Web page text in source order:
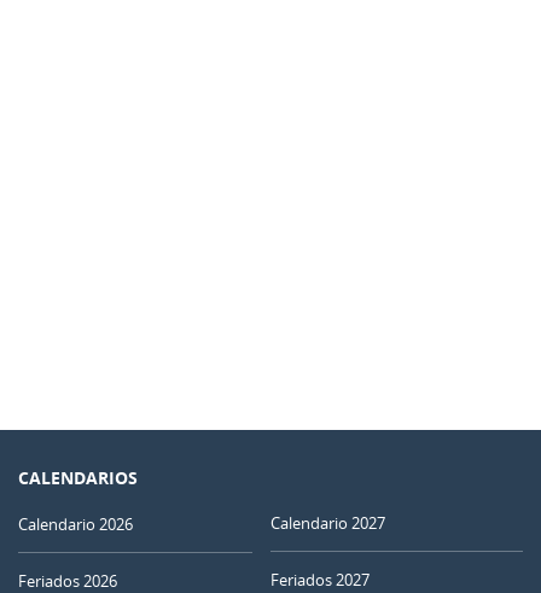
CALENDARIOS
Calendario 2026
Feriados 2026
Calendario 2027
Feriados 2027